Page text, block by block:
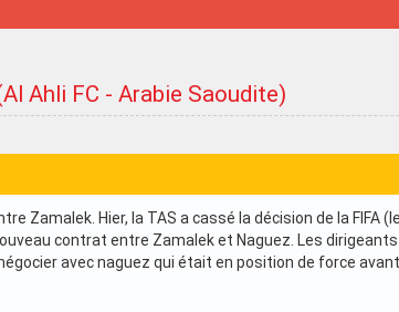
Ahli FC - Arabie Saoudite)
Zamalek. Hier, la TAS a cassé la décision de la
contrat entre Zamalek et Naguez. Les
avec naguez qui était en position de force